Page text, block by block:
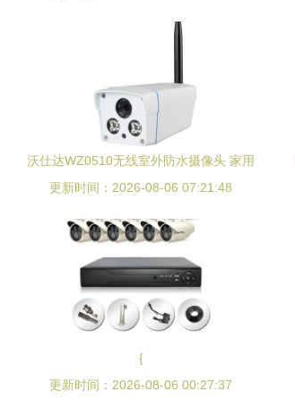
沃仕达WZ0510无线室外防水摄像头 家用
监控的性价比之选
更新时间：2026-08-06 07:21:48
{
更新时间：2026-08-06 00:27:37